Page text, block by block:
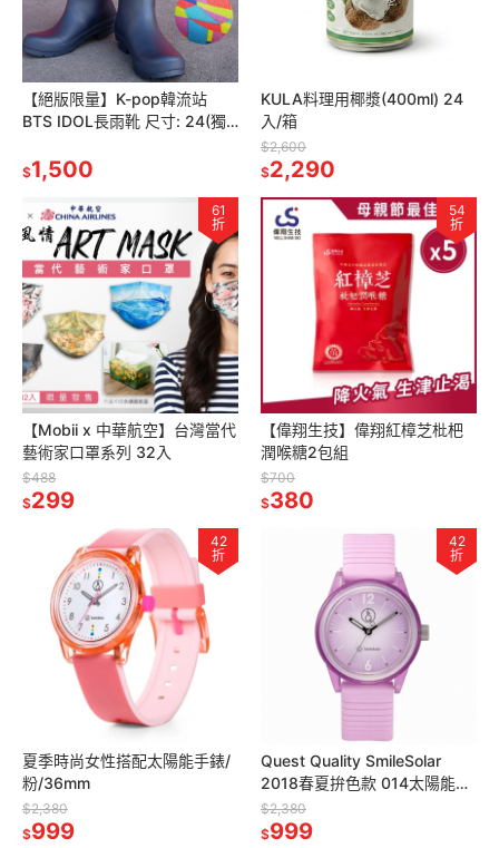
【絕版限量】K-pop韓流站
BTS IDOL長雨靴 尺寸: 24(獨
為止)
$1,500
KULA料理用椰漿(400ml) 24
入/箱
$2,600
$2,290
61
折
【Mobii x 中華航空】台灣當代
藝術家口罩系列 32入
$488
$299
54
折
【偉翔生技】偉翔紅樟芝枇杷
潤喉糖2包組
$700
$380
42
折
夏季時尚女性搭配太陽能手錶/
粉/36mm
$2,380
$999
42
折
Quest Quality SmileSolar
2018春夏拚色款 014太陽能手
錶/迷幻紫/35mm
$2,380
$999